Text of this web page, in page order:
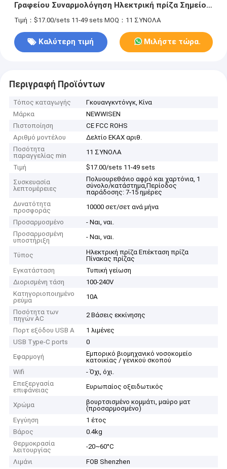
Γραφείου Συναρμολόγηση Ηλεκτρική πρίζα Σημείο
ηλεκτρικής ενέργειας Με USB
Τιμή：$17.00/sets 11-49 sets MOQ：11 ΣΥΝΟΛΑ
Καλύτερη τιμή Μιλήστε τώρα.
Περιγραφή Προϊόντων
Τόπος καταγωγής
Γκουανγκντόνγκ, Κίνα
Μάρκα
NEWWISEN
Πιστοποίηση
CE FCC ROHS
Αριθμό μοντέλου
Δελτίο ΕΚΑΧ αριθ.
Ποσότητα
παραγγελίας min
11 ΣΥΝΟΛΑ
Τιμή
$17.00/sets 11-49 sets
Συσκευασία
λεπτομέρειες
Πολυουρεθάνιο αφρό και χαρτόνια, 1
σύνολο/κατάστημα,Περίοδος
παράδοσης: 7-15 ημέρες
Δυνατότητα
προσφοράς
10000 σετ/σετ ανά μήνα
Προσαρμοσμένο
- Ναι, ναι.
Προσαρμοσμένη
υποστήριξη
- Ναι, ναι.
Τύπος
Ηλεκτρική πρίζα Επέκταση πρίζα
Πίνακας πρίζας
Εγκατάσταση
Τυπική γείωση
Διορισμένη τάση
100-240V
Κατηγοριοποιημένο
ρεύμα
10Α
Ποσότητα των
πηγών AC
2 Βάσεις εκκίνησης
Πορτ εξόδου USB A
1 λιμένες
USB Type-C ports
0
Εφαρμογή
Εμπορικό βιομηχανικό νοσοκομείο
κατοικίας / γενικού σκοπού
Wifi
- Όχι, όχι.
Επεξεργασία
επιφάνειας
Ευρωπαίος οξειδωτικός
Χρώμα
βουρτσισμένο κομμάτι, μαύρο ματ
(προσαρμοσμένο)
Εγγύηση
1 έτος
Βάρος
0.4kg
Θερμοκρασία
λειτουργίας
-20~60°C
Λιμάνι
FOB Shenzhen